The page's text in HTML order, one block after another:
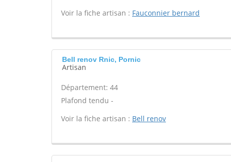
Voir la fiche artisan : Fauconnier bernard
Bell renov Rnic, Pornic
Artisan
Département: 44
Plafond tendu -
Voir la fiche artisan : Bell renov